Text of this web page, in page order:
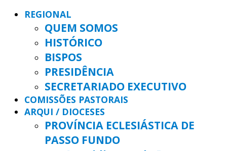
REGIONAL
QUEM SOMOS
HISTÓRICO
BISPOS
PRESIDÊNCIA
SECRETARIADO EXECUTIVO
COMISSÕES PASTORAIS
ARQUI / DIOCESES
PROVÍNCIA ECLESIÁSTICA DE
PASSO FUNDO